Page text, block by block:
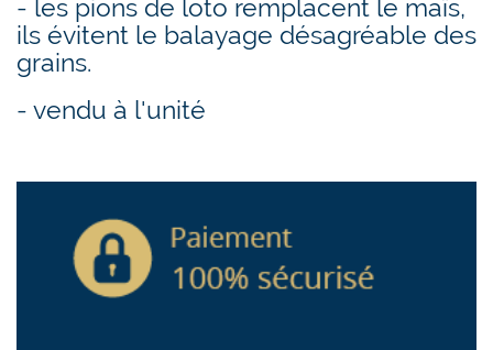
- les pions de loto remplacent le maïs,
ils évitent le balayage désagréable des
grains.
- vendu à l'unité